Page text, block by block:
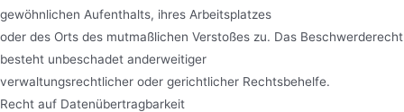
gewöhnlichen Aufenthalts, ihres Arbeitsplatzes
oder des Orts des mutmaßlichen Verstoßes zu. Das Beschwerderecht
besteht unbeschadet anderweitiger
verwaltungsrechtlicher oder gerichtlicher Rechtsbehelfe.
Recht auf Datenübertragbarkeit